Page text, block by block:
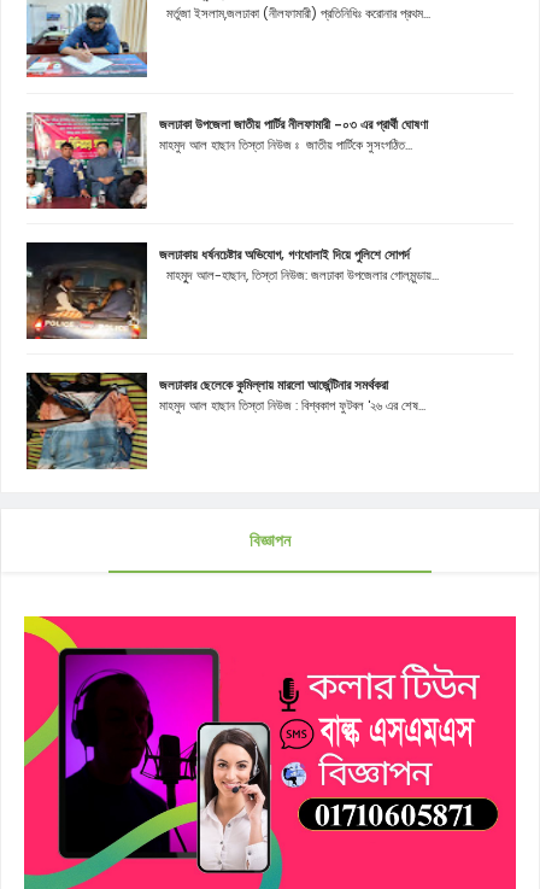
মর্তুজা ইসলাম,জলঢাকা (নীলফামারী) প্রতিনিধিঃ করোনার প্রথম...
জলঢাকা উপজেলা জাতীয় পার্টির নীলফামারী -০৩ এর প্রার্থী ঘোষণা
মাহমুদ আল হাছান তিস্তা নিউজ ঃ জাতীয় পার্টিকে সুসংগঠিত...
জলঢাকায় ধর্ষনচেষ্টার অভিযোগ, গণধোলাই দিয়ে পুলিশে সোপর্দ
মাহমুূদ আল-হাছান, তিস্তা নিউজ: জলঢাকা উপজেলার গোলমুন্ডায়...
জলঢাকার ছেলেকে কুমিল্লায় মারলো আর্জেন্টিনার সমর্থকরা
মাহমুদ আল হাছান তিস্তা নিউজ : বিশ্বকাপ ফুটবল '২৬ এর শেষ...
বিজ্ঞাপন